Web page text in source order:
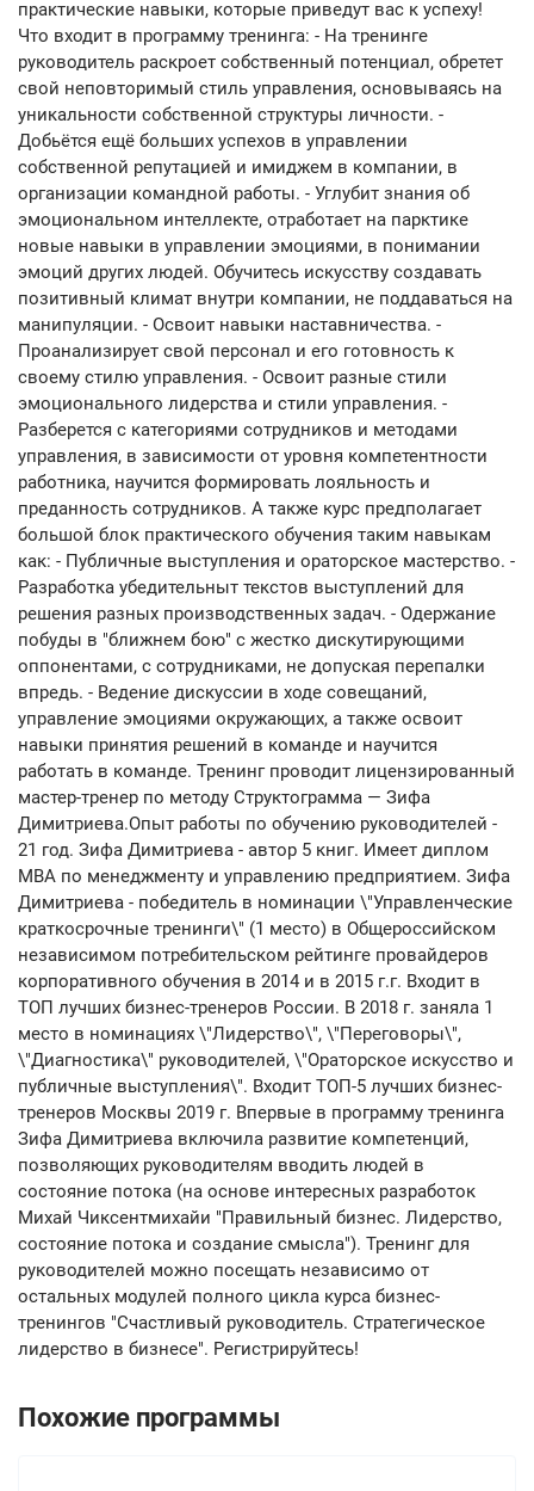
практические навыки, которые приведут вас к успеху!
Что входит в программу тренинга: - На тренинге
руководитель раскроет собственный потенциал, обретет
свой неповторимый стиль управления, основываясь на
уникальности собственной структуры личности. -
Добьётся ещё больших успехов в управлении
собственной репутацией и имиджем в компании, в
организации командной работы. - Углубит знания об
эмоциональном интеллекте, отработает на парктике
новые навыки в управлении эмоциями, в понимании
эмоций других людей. Обучитесь искусству создавать
позитивный климат внутри компании, не поддаваться на
манипуляции. - Освоит навыки наставничества. -
Проанализирует свой персонал и его готовность к
своему стилю управления. - Освоит разные стили
эмоционального лидерства и стили управления. -
Разберется с категориями сотрудников и методами
управления, в зависимости от уровня компетентности
работника, научится формировать лояльность и
преданность сотрудников. А также курс предполагает
большой блок практического обучения таким навыкам
как: - Публичные выступления и ораторское мастерство. -
Разработка убедительныт текстов выступлений для
решения разных производственных задач. - Одержание
побуды в "ближнем бою" с жестко дискутирующими
оппонентами, с сотрудниками, не допуская перепалки
впредь. - Ведение дискуссии в ходе совещаний,
управление эмоциями окружающих, а также освоит
навыки принятия решений в команде и научится
работать в команде. Тренинг проводит лицензированный
мастер-тренер по методу Структограмма — Зифа
Димитриева.Опыт работы по обучению руководителей -
21 год. Зифа Димитриева - автор 5 книг. Имеет диплом
МВА по менеджменту и управлению предприятием. Зифа
Димитриева - победитель в номинации \"Управленческие
краткосрочные тренинги\" (1 место) в Общероссийском
независимом потребительском рейтинге провайдеров
корпоративного обучения в 2014 и в 2015 г.г. Входит в
ТОП лучших бизнес-тренеров России. В 2018 г. заняла 1
место в номинациях \"Лидерство\", \"Переговоры\",
\"Диагностика\" руководителей, \"Ораторское искусство и
публичные выступления\". Входит ТОП-5 лучших бизнес-
тренеров Москвы 2019 г. Впервые в программу тренинга
Зифа Димитриева включила развитие компетенций,
позволяющих руководителям вводить людей в
состояние потока (на основе интересных разработок
Михай Чиксентмихайи "Правильный бизнес. Лидерство,
состояние потока и создание смысла"). Тренинг для
руководителей можно посещать независимо от
остальных модулей полного цикла курса бизнес-
тренингов "Счастливый руководитель. Стратегическое
лидерство в бизнесе". Регистрируйтесь!
Похожие программы